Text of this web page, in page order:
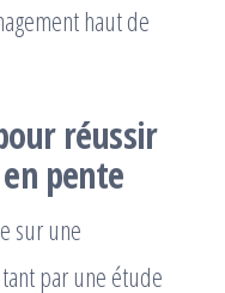
haut de
réussir
pente
sur une
par une étude